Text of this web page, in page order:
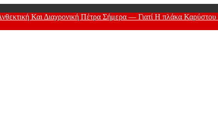
Και Διαχρονική Πέτρα Σήμερα — Γιατί Η πλάκα Καρύστου